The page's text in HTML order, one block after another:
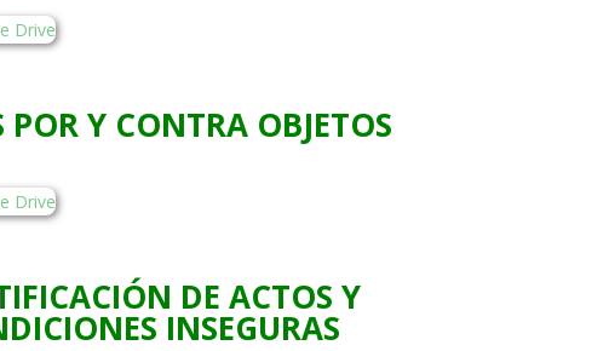
POR Y CONTRA OBJETOS
DE ACTOS Y
INSEGURAS